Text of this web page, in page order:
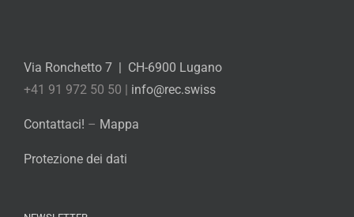
Via Ronchetto 7 | CH-6900 Lugano
+41 91 972 50 50 | info@rec.swiss
Contattaci! – Mappa
Protezione dei dati